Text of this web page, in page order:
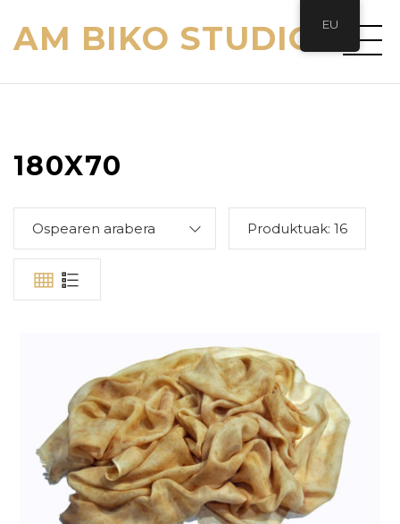
AM BIKO STUDIO
180X70
Ospearen arabera Produktuak: 16
EU